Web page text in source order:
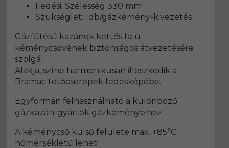
Fedési: Szélesség 330 mm
Szükséglet: 1db/gázkémény-kivezetés
Gázfűtésű kazánok kettős falú
kéménycsövének biztonságos átvezetésére
szolgál.
Alakja, színe harmonikusan illeszkedik a
Bramac tetőcserepek fedésképébe.
Egyformán felhasználható a különböző
gázkazán-gyártók gázkéményeihez.
A kéménycső külső felülete max. +85°C
hőmérsékletű lehet!